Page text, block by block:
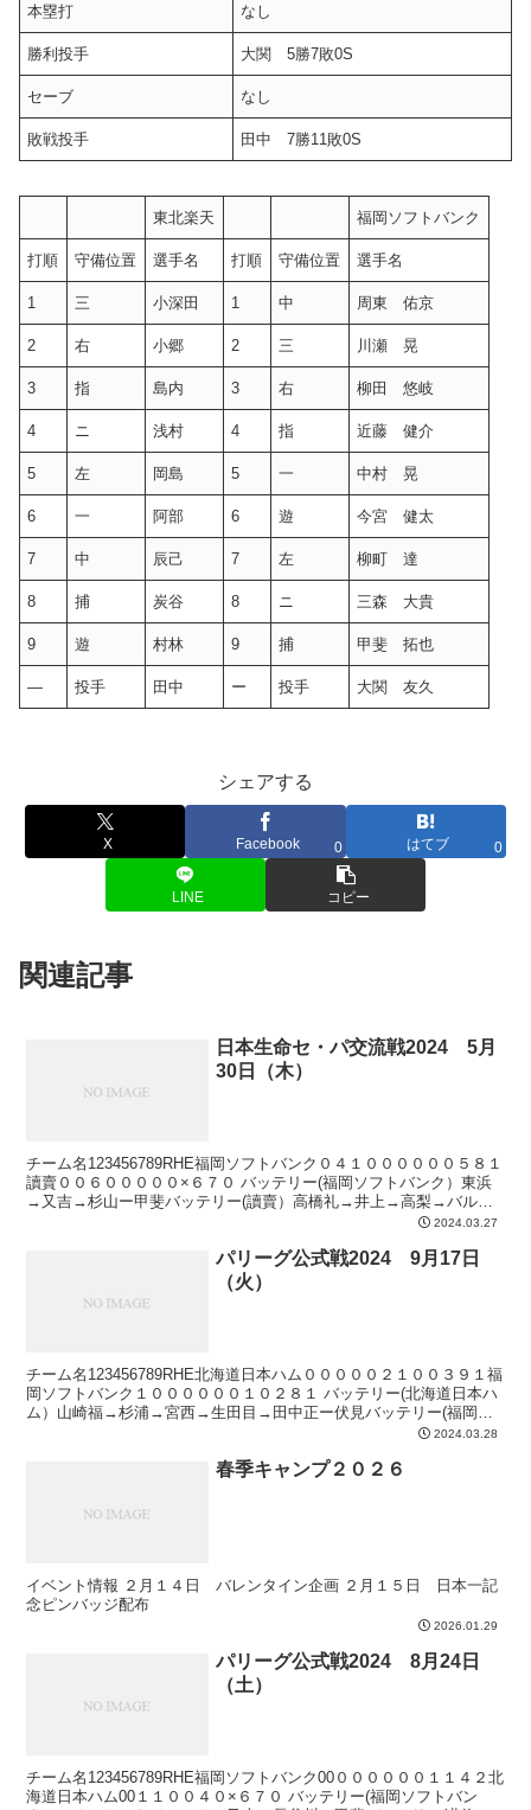
本塁打 なし
勝利投手 大関 5勝7敗0S
セーブ なし
敗戦投手 田中 7勝11敗0S
東北楽天 福岡ソフトバンク
打順 守備位置 選手名 打順 守備位置 選手名
1 三 小深田 1 中 周東 佑京
2 右 小郷 2 三 川瀬 晃
3 指 島内 3 右 柳田 悠岐
4 ニ 浅村 4 指 近藤 健介
5 左 岡島 5 一 中村 晃
6 一 阿部 6 遊 今宮 健太
7 中 辰己 7 左 柳町 達
8 捕 炭谷 8 ニ 三森 大貴
9 遊 村林 9 捕 甲斐 拓也
— 投手 田中 ー 投手 大関 友久
シェアする
X Facebook 0 はてブ 0
LINE コピー
関連記事
日本生命セ・パ交流戦2024 5月
30日（木）
チーム名123456789RHE福岡ソフトバンク０４１００００００５８１
讀賣００６０００００×６７０ バッテリー(福岡ソフトバンク）東浜
→又吉→杉山ー甲斐バッテリー(讀賣）高橋礼→井上→高梨→バルド
2024.03.27
パリーグ公式戦2024 9月17日
（火）
チーム名123456789RHE北海道日本ハム０００００２１００３９１福
岡ソフトバンク１００００００１０２８１ バッテリー(北海道日本ハ
ム）山崎福→杉浦→宮西→生田目→田中正ー伏見バッテリー(福岡ソ
2024.03.28
春季キャンプ２０２６
イベント情報 ２月１４日 バレンタイン企画 ２月１５日 日本一記
念ピンバッジ配布
2026.01.29
パリーグ公式戦2024 8月24日
（土）
チーム名123456789RHE福岡ソフトバンク00００００００１１４２北
海道日本ハム00１１００４０×６７０ バッテリー(福岡ソフトバン